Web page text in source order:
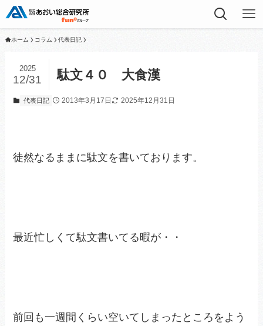
ホーム コラム 代表日記
駄文４０ 大食漢
2025
12/31
代表日記 2013年3月17日 2025年12月31日
徒然なるままに駄文を書いております。
最近忙しくて駄文書いてる暇が・・
前回も一週間くらい空いてしまったところをよう